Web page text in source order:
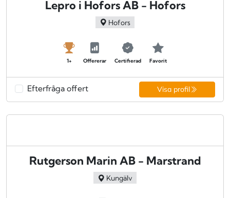
Lepro i Hofors AB - Hofors
Hofors
1+ Offererar Certifierad Favorit
Efterfråga offert Visa profil
Rutgerson Marin AB - Marstrand
Kungälv